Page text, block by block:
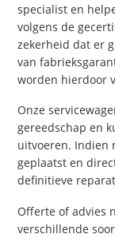
specialist en
volgens de
zekerheid dat er
van
worden hierdoor
Onze
gereedschap en
uitvoeren. Indien
geplaatst en
definitieve
Offerte of advies
verschillende